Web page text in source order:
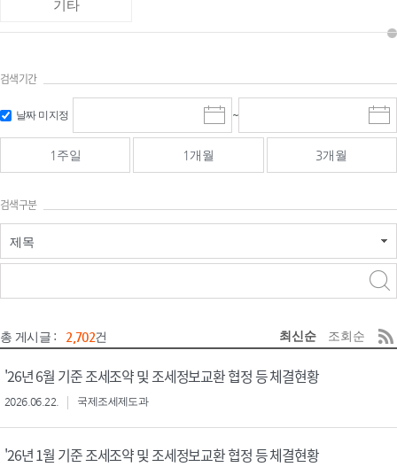
기타
검색기간
날짜 미지정
시
작
일
선
~
종
료
선
1주일 1개월 3개월
검색구분
제목
총 게시글 : 2,702건 최신순 조회순
'26년 6월 기준 조세조약 및 조세정보교환 협정 등 체결현황
2026.06.22. 국제조세제도과
'26년 1월 기준 조세조약 및 조세정보교환 협정 등 체결현황